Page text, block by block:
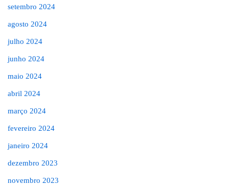
setembro 2024
agosto 2024
julho 2024
junho 2024
maio 2024
abril 2024
março 2024
fevereiro 2024
janeiro 2024
dezembro 2023
novembro 2023